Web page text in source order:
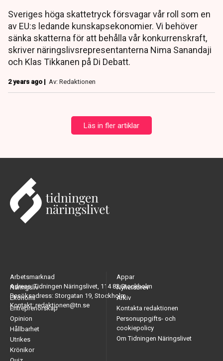
Sveriges höga skattetryck försvagar vår roll som en
av EU:s ledande kunskapsekonomier. Vi behöver
sänka skatterna för att behålla vår konkurrenskraft,
skriver näringslivsrepresentanterna Nima Sanandaji
och Klas Tikkanen på Di Debatt.
2 years ago | Av: Redaktionen
Läs in fler artiklar
Adress: Tidningen Näringslivet, 114 82 Stockholm
Besöksadress: Storgatan 19, Stockholm
Kontakt: redaktionen@tn.se
Arbetsmarknad
Näringsliv
Ekonomi
Entreprenörskap
Opinion
Hållbarhet
Utrikes
Krönikor
Appar
Nyhetsbrev
Arkiv
Kontakta redaktionen
Personuppgifts- och
cookiepolicy
Om Tidningen Näringslivet